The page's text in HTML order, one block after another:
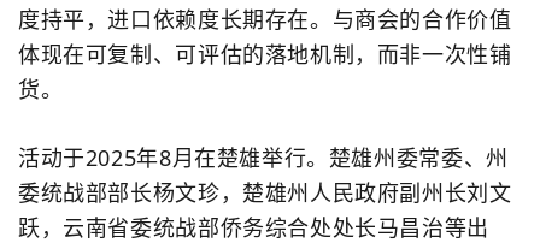
度持平，进口依赖度长期存在。与商会的合作价值
体现在可复制、可评估的落地机制，而非一次性铺
货。
活动于2025年8月在楚雄举行。楚雄州委常委、州
委统战部部长杨文珍，楚雄州人民政府副州长刘文
跃，云南省委统战部侨务综合处处长马昌治等出